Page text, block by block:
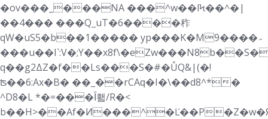
�ov���_���NA ���^w��lϞ��^�|
��4��� ���Q_uT�6����秨
qW�uS5�b��1����� yp���K�M9����؞
q��g2ΔZ�f��Ls���S�#�ŮQ&|(�!
ʦ��6:Ax�B� ��_��rCAԛ�I�\��d8^*�
^D8�L *�=���Ȋ홻/R�<